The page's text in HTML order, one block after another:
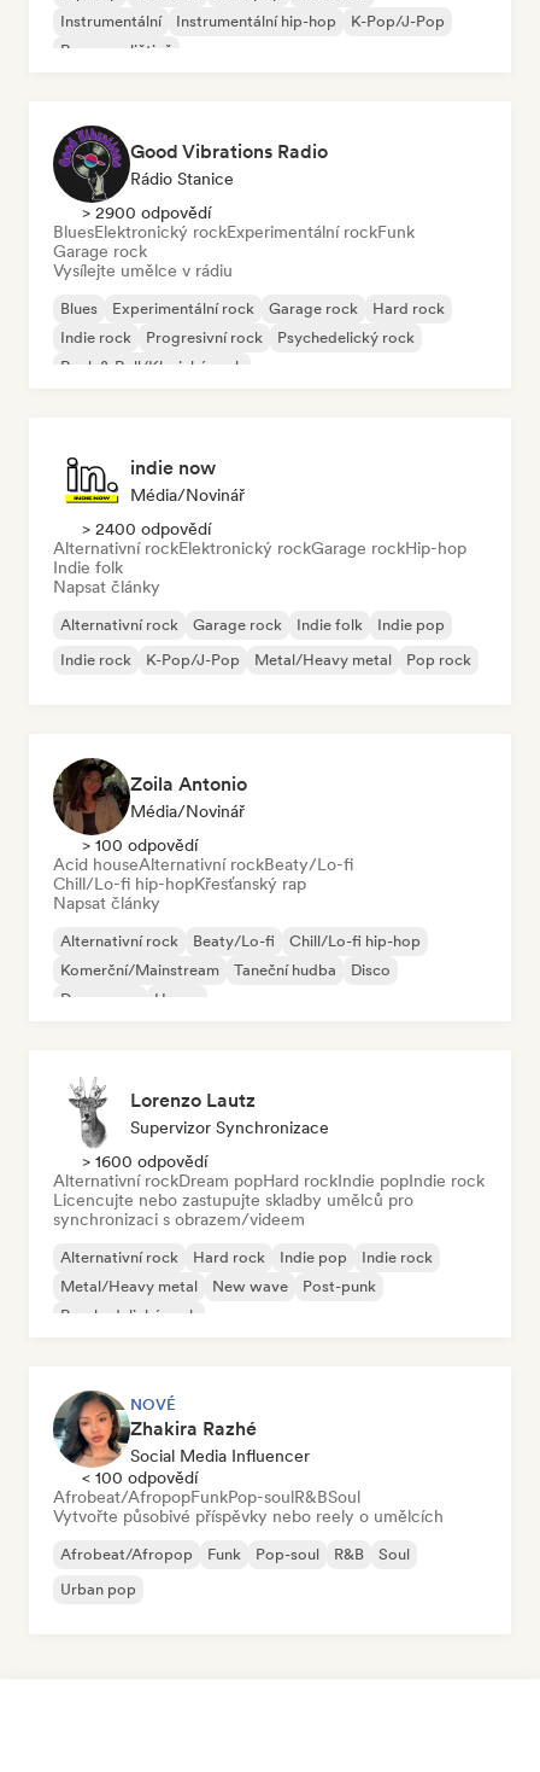
Instrumentální
Instrumentální hip-hop
K-Pop/J-Pop
Rap v angličtině
Good Vibrations Radio
Rádio Stanice
> 2900 odpovědí
BluesElektronický rockExperimentální rockFunk
Garage rock
Vysílejte umělce v rádiu
Blues Experimentální rock Garage rock
Hard rock
Indie rock
Progresivní rock
Psychedelický rock
Rock & Roll/Klasický rock
indie now
Média/novinář
> 2400 odpovědí
Alternativní rockElektronický rockGarage rockHip-hop
Indie folk
Napsat články
Alternativní rock Garage rock Indie folk
Indie pop
Indie rock
K-Pop/J-Pop Metal/Heavy metal Pop rock
Zoila Antonio
Média/novinář
> 100 odpovědí
Acid houseAlternativní rockBeaty/Lo-fi
Chill/Lo-fi hip-hopKřesťanský rap
Napsat články
Alternativní rock Beaty/Lo-fi
Chill/Lo-fi hip-hop
Komerční/Mainstream
Taneční hudba
Disco
Dream pop
House
Lorenzo Lautz
Supervizor Synchronizace
> 1600 odpovědí
Alternativní rockDream popHard rockIndie popIndie rock
Licencujte nebo zastupujte skladby umělců pro
synchronizaci s obrazem/videem
Alternativní rock Hard rock Indie pop
Indie rock
Metal/Heavy metal
New wave
Post-punk
Psychedelický rock
NOVÉ
Zhakira Razhé
Social Media Influencer
< 100 odpovědí
Afrobeat/AfropopFunkPop-soulR&BSoul
Vytvořte působivé příspěvky nebo reely o umělcích
Afrobeat/Afropop Funk Pop-soul R&B
Soul
Urban pop